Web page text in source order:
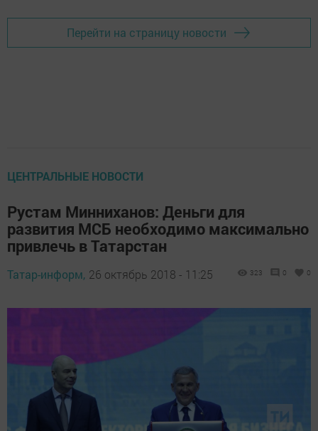
Перейти на страницу новости
ЦЕНТРАЛЬНЫЕ НОВОСТИ
Рустам Минниханов: Деньги для
развития МСБ необходимо максимально
привлечь в Татарстан
Татар-информ, 26 октябрь 2018 - 11:25 323 0 0